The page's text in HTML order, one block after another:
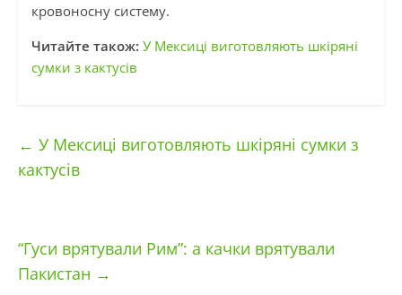
кровоносну систему.
Читайте також: У Мексиці виготовляють шкіряні
сумки з кактусів
← У Мексиці виготовляють шкіряні сумки з
кактусів
“Гуси врятували Рим”: а качки врятували
Пакистан →